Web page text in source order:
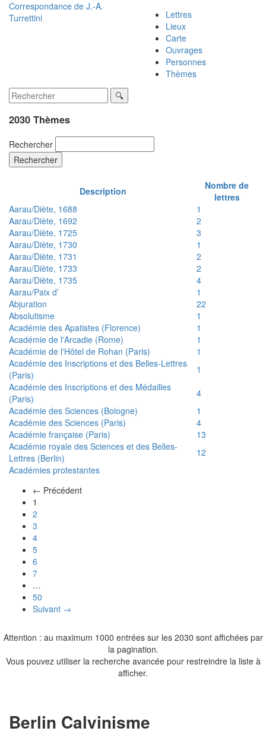
Correspondance de J.-A.
Turrettini
Lettres
Lieux
Carte
Ouvrages
Personnes
Thèmes
2030 Thèmes
Rechercher
Rechercher
Description
Nombre de
lettres
Aarau/Diète, 1688
1
Aarau/Diète, 1692
2
Aarau/Diète, 1725
3
Aarau/Diète, 1730
1
Aarau/Diète, 1731
2
Aarau/Diète, 1733
2
Aarau/Diète, 1735
4
Aarau/Paix d’
1
Abjuration
22
Absolutisme
1
Académie des Apatistes (Florence)
1
Académie de l'Arcadie (Rome)
1
Académie de l'Hôtel de Rohan (Paris)
1
Académie des Inscriptions et des Belles-Lettres
(Paris)
1
Académie des Inscriptions et des Médailles
(Paris)
4
Académie des Sciences (Bologne)
1
Académie des Sciences (Paris)
4
Académie française (Paris)
13
Académie royale des Sciences et des Belles-
Lettres (Berlin)
12
Académies protestantes
← Précédent
1
2
3
4
5
6
7
…
50
Suivant →
Attention : au maximum 1000 entrées sur les 2030 sont affichées par
la pagination.
Vous pouvez utiliser la recherche avancée pour restreindre la liste à
afficher.
Berlin Calvinisme